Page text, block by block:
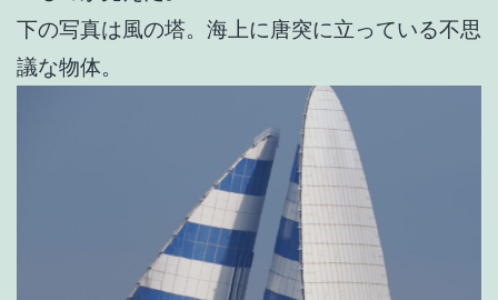
下の写真は風の塔。海上に唐突に立っている不思
議な物体。